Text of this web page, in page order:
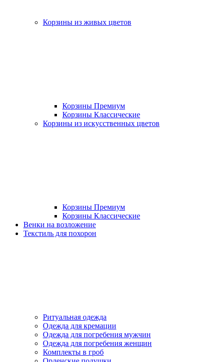
Корзины из живых цветов
Корзины Премиум
Корзины Классические
Корзины из искусственных цветов
Корзины Премиум
Корзины Классические
Венки на возложение
Текстиль для похорон
Ритуальная одежда
Одежда для кремации
Одежда для погребения мужчин
Одежда для погребения женщин
Комплекты в гроб